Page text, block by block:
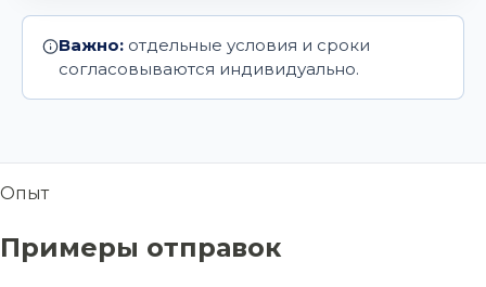
Важно: отдельные условия и сроки
согласовываются индивидуально.
Опыт
Примеры отправок